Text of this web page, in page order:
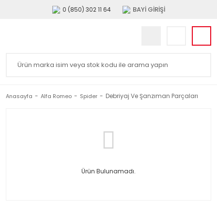
0 (850) 302 11 64 BAYİ GİRİŞİ
Anasayfa Alfa Romeo Spider Debriyaj Ve Şanzıman Parçaları
Ürün Bulunamadı.